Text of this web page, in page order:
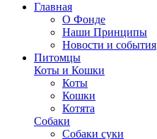
Главная
О Фонде
Наши Принципы
Новости и события
Питомцы
Коты и Кошки
Коты
Кошки
Котята
Собаки
Собаки суки